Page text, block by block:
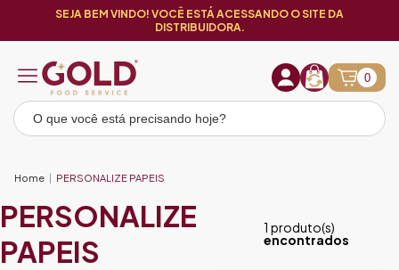
SEJA BEM VINDO! VOCÊ ESTÁ ACESSANDO O SITE DA
DISTRIBUIDORA.
0
Home PERSONALIZE PAPEIS
PERSONALIZE
PAPEIS
1 produto(s)
encontrados